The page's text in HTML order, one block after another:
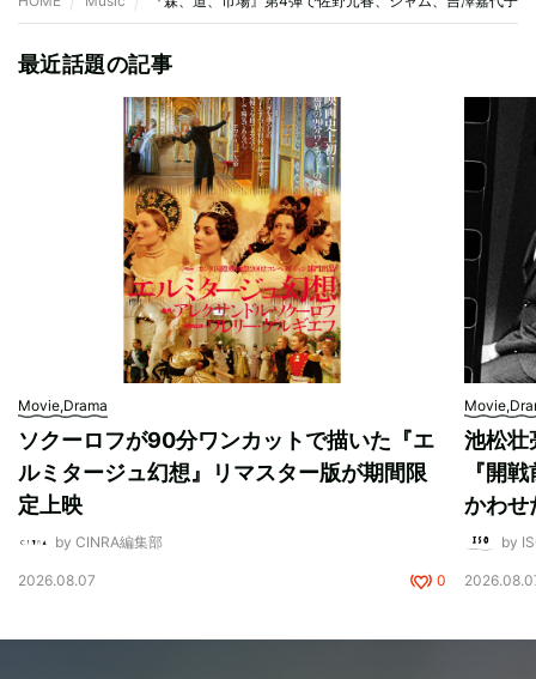
最近話題の記事
Movie,Drama
ソクーロフが90分ワンカットで描いた『エ
ルミタージュ幻想』リマスター版が期間限
定上映
by CINRA編集部
2026.08.07 0
池松壮
『開
かわせ
by